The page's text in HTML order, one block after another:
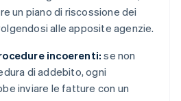
un piano di riscossione dei
alle apposite agenzie.
incoerenti: se non
di addebito, ogni
inviare le fatture con un